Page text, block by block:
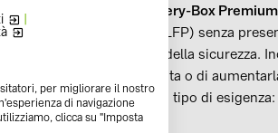
ad esempio le
BYD Battery-Box Premium
al litio ferro fosfato
(LFP) senza
di vita, oltre al massimo della sicurezza.
di accumulo desiderata o di
di soddisfare ogni tipo di esigenza:
|
per migliorare il nostro
di navigazione
clicca su "Imposta